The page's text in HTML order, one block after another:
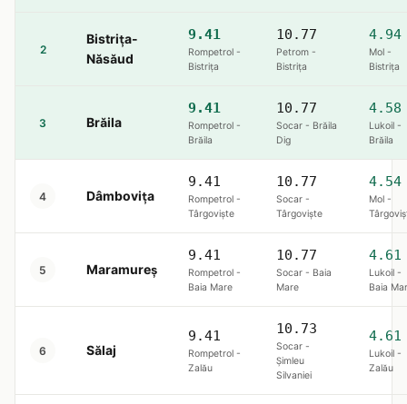
2
Bistrița-
Năsăud
9.41
Rompetrol -
Bistriţa
10.77
Petrom -
Bistriţa
4.94
Mol -
Bistriţa
3 Brăila
9.41
Rompetrol -
Brăila
10.77
Socar - Brăila
Dig
4.58
Lukoil -
Brăila
4 Dâmbovița
9.41
Rompetrol -
Târgoviște
10.77
Socar -
Târgoviște
4.54
Mol -
5 Maramureș
9.41
Rompetrol -
Baia Mare
10.77
Socar - Baia
Mare
4.61
Lukoil -
Baia
6 Sălaj
9.41
Rompetrol -
Zalău
10.73
Socar -
Șimleu
Silvaniei
4.61
Lukoil -
Zalău